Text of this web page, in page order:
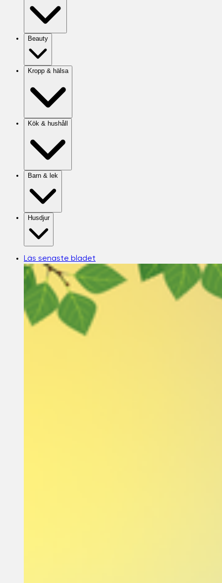
Beauty
Kropp & hälsa
Kök & hushåll
Barn & lek
Husdjur
Läs senaste bladet